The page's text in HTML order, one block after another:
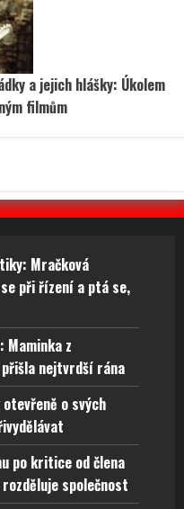
a jejich hlášky: Úkolem
filmům
Mračková
při řízení a ptá se,
Maminka z
nejtvrdší rána
o svých
po kritice od člena
společnost